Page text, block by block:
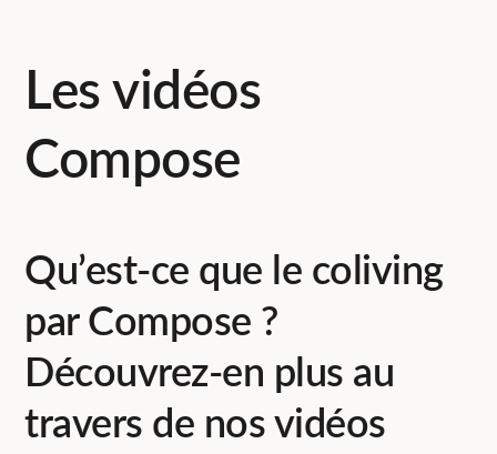
Les vidéos
Compose
Qu’est-ce que le coliving
par Compose ?
Découvrez-en plus au
travers de nos vidéos